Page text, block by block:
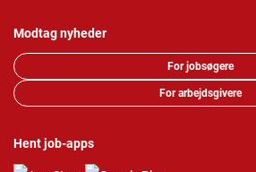
Modtag nyheder
For jobsøgere
For arbejdsgivere
Hent job-apps